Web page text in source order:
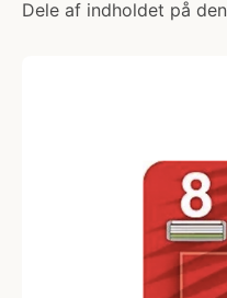
Dele af indholdet på